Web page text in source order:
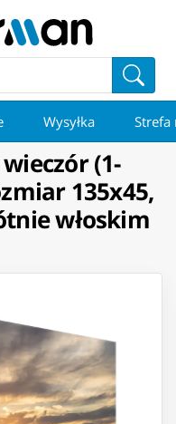
Wysyłka Strefa
(1-
135x45,
włoskim